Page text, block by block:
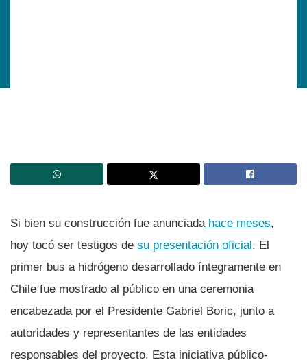
Si bien su construcción fue anunciada hace meses,
hoy tocó ser testigos de su presentación oficial. El
primer bus a hidrógeno desarrollado íntegramente en
Chile fue mostrado al público en una ceremonia
encabezada por el Presidente Gabriel Boric, junto a
autoridades y representantes de las entidades
responsables del proyecto. Esta iniciativa público-